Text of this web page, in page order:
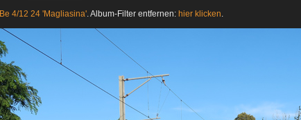
Be 4/12 24 'Magliasina'. Album-Filter entfernen: hier klicken.